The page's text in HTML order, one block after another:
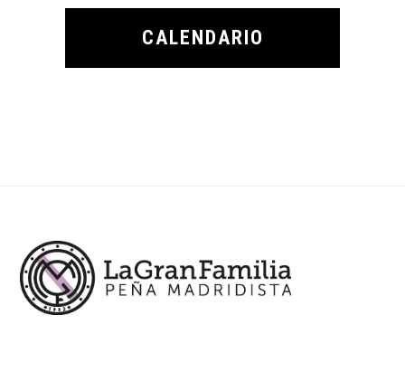
CALENDARIO